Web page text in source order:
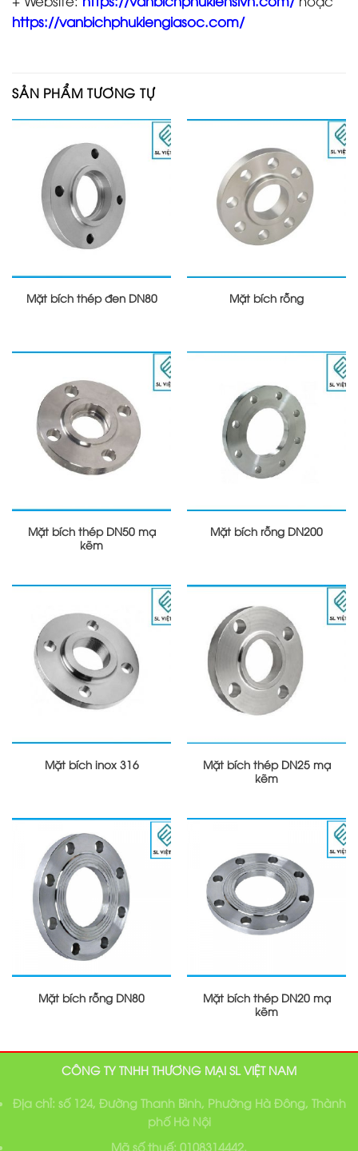
https://vanbichphukiengiasoc.com/
SẢN PHẨM TƯƠNG TỰ
Mặt bích thép đen DN80 Mặt bích rỗng
Mặt bích thép DN50 mạ
kẽm
Mặt bích rỗng DN200
Mặt bích inox 316
Mặt bích thép DN25 mạ
kẽm
Mặt bích rỗng DN80
Mặt bích thép DN20 mạ
kẽm
CÔNG TY TNHH THƯƠNG MẠI SL VIỆT NAM
Địa chỉ: số 124, Đường Thanh Bình, Phường Hà Đông, Thành
phố Hà Nội
Mã số thuế: 0108314442.